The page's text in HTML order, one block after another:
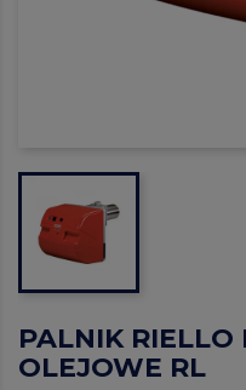
PALNIK
OLEJOWE RL